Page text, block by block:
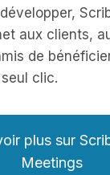
aux clients,
de
clic.
plus sur
Meetings